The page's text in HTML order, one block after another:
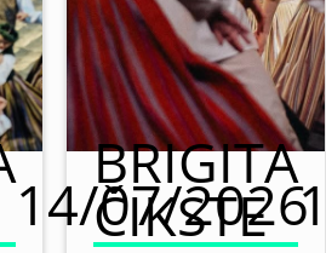
14/07/2026
BRIGITA
ČIKSTE